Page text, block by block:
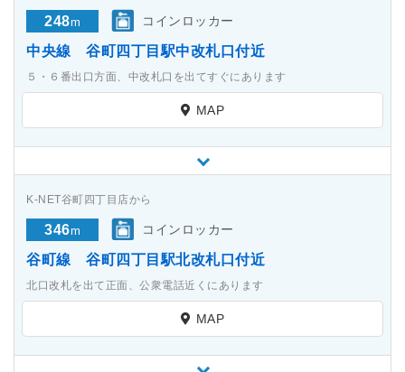
248m コインロッカー
中央線 谷町四丁目駅中改札口付近
５・６番出口方面、中改札口を出てすぐにあります
MAP
K-NET谷町四丁目店から
346m コインロッカー
谷町線 谷町四丁目駅北改札口付近
北口改札を出て正面、公衆電話近くにあります
MAP